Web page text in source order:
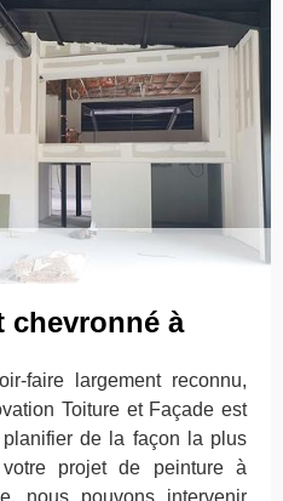
chevronné à
faire largement reconnu,
Toiture et Façade est
de la façon la plus
projet de peinture à
nous pouvons intervenir